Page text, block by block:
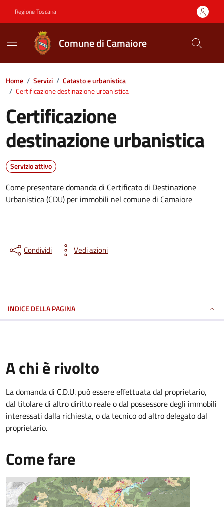
Regione Toscana
Comune di Camaiore
Contenuti in evidenza
Home / Servizi / Catasto e urbanistica
/ Certificazione destinazione urbanistica
Certificazione
destinazione urbanistica
Servizio attivo
Come presentare domanda di Certificato di Destinazione
Urbanistica (CDU) per immobili nel comune di Camaiore
Condividi Vedi azioni
INDICE DELLA PAGINA
A chi è rivolto
La domanda di C.D.U. può essere effettuata dal proprietario,
dal titolare di altro diritto reale o dal possessore degli immobili
interessati dalla richiesta, o da tecnico od altro delegato dal
proprietario.
Come fare